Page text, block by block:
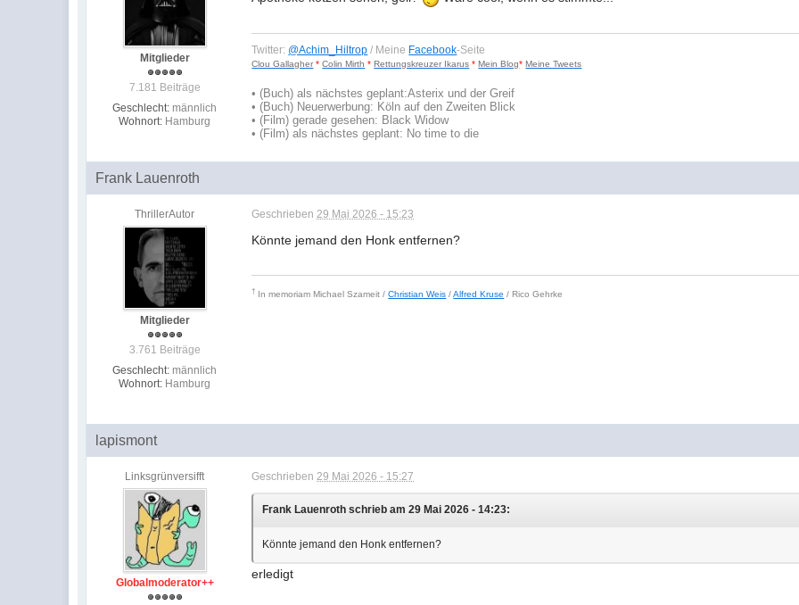
Mitglieder
7.181 Beiträge
Geschlecht: männlich
Wohnort: Hamburg
Twitter: @Achim_Hiltrop / Meine Facebook-Seite
Clou Gallagher * Colin Mirth * Rettungskreuzer Ikarus * Mein Blog* Meine Tweets
• (Buch) als nächstes geplant:Asterix und der Greif
• (Buch) Neuerwerbung: Köln auf den Zweiten Blick
• (Film) gerade gesehen: Black Widow
• (Film) als nächstes geplant: No time to die
Frank Lauenroth
ThrillerAutor
Mitglieder
3.761 Beiträge
Geschlecht: männlich
Wohnort: Hamburg
Geschrieben29 Mai 2026 - 15:23
Könnte jemand den Honk entfernen?
† In memoriam Michael Szameit / Christian Weis /Alfred Kruse / Rico Gehrke
lapismont
Linksgrünversifft
Globalmoderator++
Geschrieben29 Mai 2026 - 15:27
Frank Lauenroth schrieb am 29 Mai 2026 - 14:23:
Könnte jemand den Honk entfernen?
erledigt